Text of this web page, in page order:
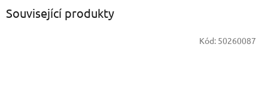
Související produkty
Kód: 50260087